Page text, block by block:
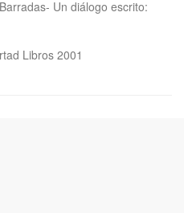
Un diálogo escrito:
Libros 2001